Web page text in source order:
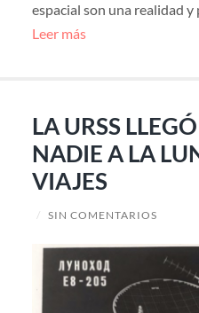
espacial son una realidad
Leer más
LA URSS
NADIE A LA
VIAJES
/ SIN COMENTARIOS